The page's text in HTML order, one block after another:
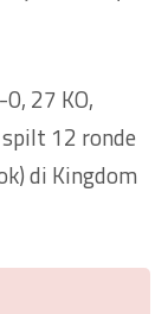
27 KO,
12 ronde
di Kingdom